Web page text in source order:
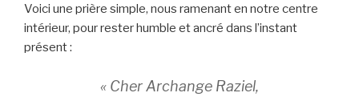
Voici une prière simple, nous ramenant en notre centre
intérieur, pour rester humble et ancré dans l’instant
présent :
« Cher Archange Raziel,